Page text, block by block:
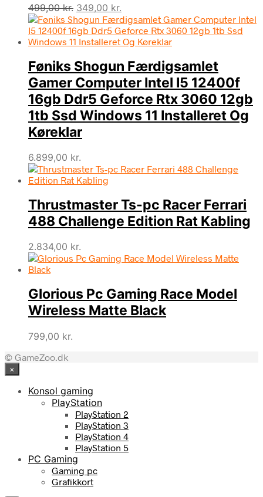
499,00kr. Den
oprindelige
pris
var:
349,00 kr.
aktuelle
pris
er:
Føniks Shogun Færdigsamlet
Gamer Computer Intel I5 12400f
16gb Ddr5 Geforce Rtx 3060 12gb
1tb Ssd Windows 11 Installeret Og
Køreklar
6.899,00 kr.
Thrustmaster Ts-pc Racer Ferrari
488 Challenge Edition Rat Kabling
2.834,00 kr.
Glorious Pc Gaming Race Model
Wireless Matte Black
799,00 kr.
© GameZoo.dk
×
Konsol gaming
PlayStation
PlayStation 2
PlayStation 3
PlayStation 4
PlayStation 5
PC Gaming
Gaming pc
Grafikkort